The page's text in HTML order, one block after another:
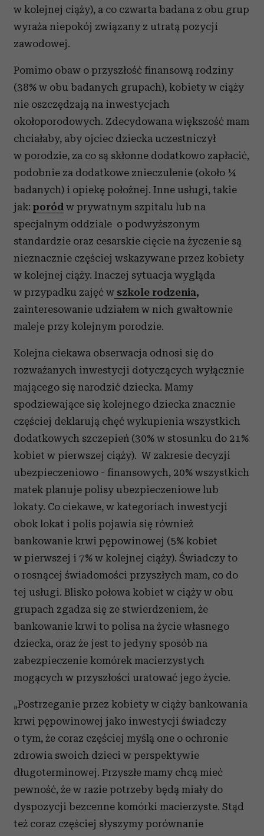
w kolejnej ciąży), a co czwarta badana z obu grup
wyraża niepokój związany z utratą pozycji
zawodowej.
Pomimo obaw o przyszłość finansową rodziny
(38% w obu badanych grupach), kobiety w ciąży
nie oszczędzają na inwestycjach
okołoporodowych. Zdecydowana większość mam
chciałaby, aby ojciec dziecka uczestniczył
w porodzie, za co są skłonne dodatkowo zapłacić,
podobnie za dodatkowe znieczulenie (około ¼
badanych) i opiekę położnej. Inne usługi, takie
jak: poród w prywatnym szpitalu lub na
specjalnym oddziale o podwyższonym
standardzie oraz cesarskie cięcie na życzenie są
nieznacznie częściej wskazywane przez kobiety
w kolejnej ciąży. Inaczej sytuacja wygląda
w przypadku zajęć w szkole rodzenia,
zainteresowanie udziałem w nich gwałtownie
maleje przy kolejnym porodzie.
Kolejna ciekawa obserwacja odnosi się do
rozważanych inwestycji dotyczących wyłącznie
mającego się narodzić dziecka. Mamy
spodziewające się kolejnego dziecka znacznie
częściej deklarują chęć wykupienia wszystkich
dodatkowych szczepień (30% w stosunku do 21%
kobiet w pierwszej ciąży). W zakresie decyzji
ubezpieczeniowo - finansowych, 20% wszystkich
matek planuje polisy ubezpieczeniowe lub
lokaty. Co ciekawe, w kategoriach inwestycji
obok lokat i polis pojawia się również
bankowanie krwi pępowinowej (5% kobiet
w pierwszej i 7% w kolejnej ciąży). Świadczy to
o rosnącej świadomości przyszłych mam, co do
tej usługi. Blisko połowa kobiet w ciąży w obu
grupach zgadza się ze stwierdzeniem, że
bankowanie krwi to polisa na życie własnego
dziecka, oraz że jest to jedyny sposób na
zabezpieczenie komórek macierzystych
mogących w przyszłości uratować jego życie.
„Postrzeganie przez kobiety w ciąży bankowania
krwi pępowinowej jako inwestycji świadczy
o tym, że coraz częściej myślą one o ochronie
zdrowia swoich dzieci w perspektywie
długoterminowej. Przyszłe mamy chcą mieć
pewność, że w razie potrzeby będą miały do
dyspozycji bezcenne komórki macierzyste. Stąd
też coraz częściej słyszymy porównanie